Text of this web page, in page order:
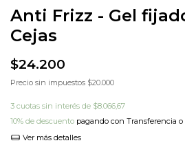
Anti Frizz - Gel
Cejas
$24.200
Precio sin impuestos $20.000
3 cuotas sin interés de $8.066,67
10% de descuento pagando con Transferencia o
Ver más detalles